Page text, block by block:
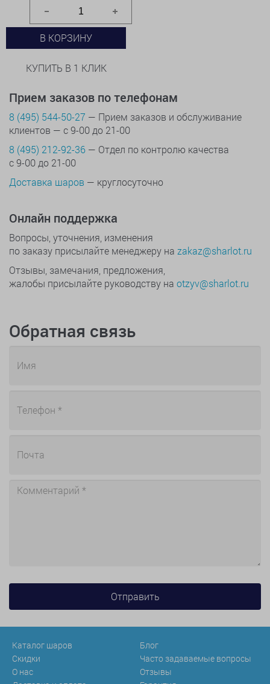
В КОРЗИНУ
КУПИТЬ В 1 КЛИК
Прием заказов по телефонам
8 (495) 544-50-27 — Прием заказов и обслуживание
клиентов — с 9-00 до 21-00
8 (495) 212-92-36 — Отдел по контролю качества
с 9-00 до 21-00
Доставка шаров — круглосуточно
Онлайн поддержка
Вопросы, уточнения, изменения
по заказу присылайте менеджеру на zakaz@sharlot.ru
Отзывы, замечания, предложения,
жалобы присылайте руководству на otzyv@sharlot.ru
Обратная связь
Каталог шаров
Скидки
О нас
Блог
Часто задаваемые вопросы
Отзывы